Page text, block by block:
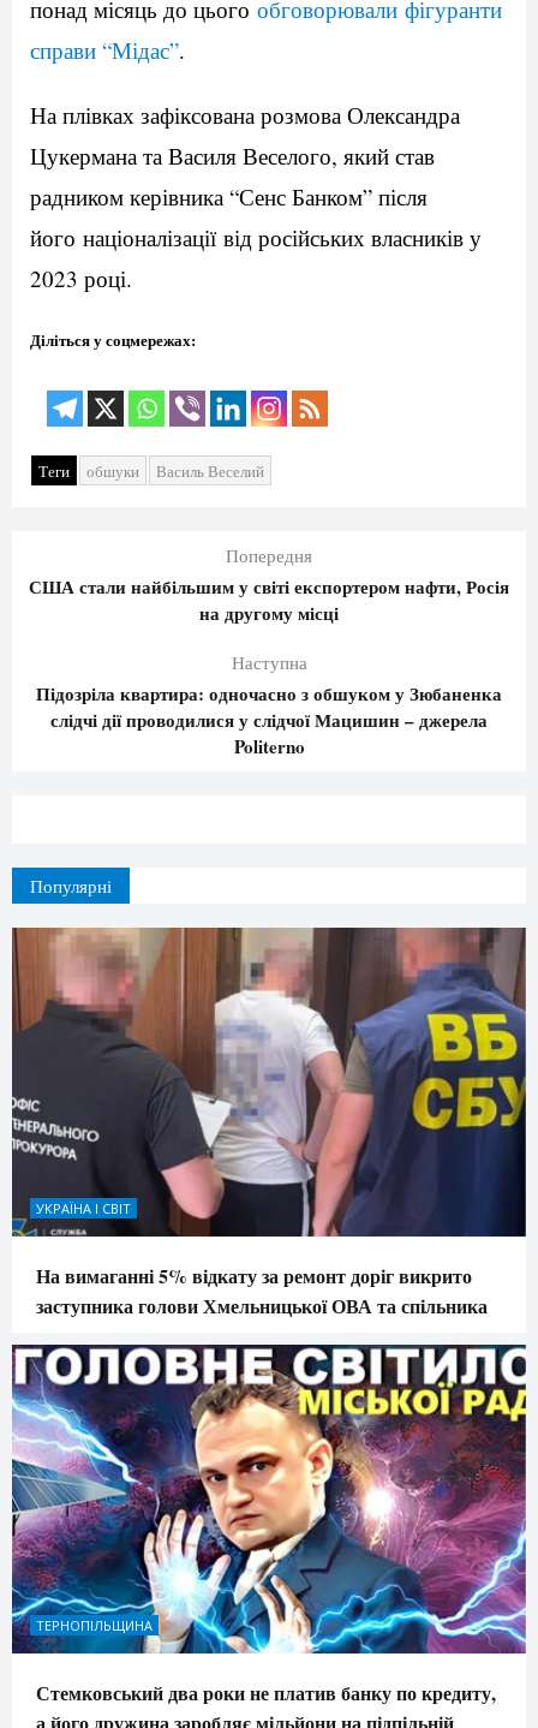
понад місяць до цього обговорювали фігуранти
справи “Мідас”.
На плівках зафіксована розмова Олександра
Цукермана та Василя Веселого, який став
радником керівника “Сенс Банком” після
його націоналізації від російських власників у
2023 році.
Діліться у соцмережах:
Теги обшуки Василь Веселий
Попередня
США стали найбільшим у світі експортером нафти, Росія
на другому місці
Наступна
Підозріла квартира: одночасно з обшуком у Зюбаненка
слідчі дії проводилися у слідчої Мацишин – джерела
Politerno
Популярні
УКРАЇНА І СВІТ
На вимаганні 5% відкату за ремонт доріг викрито
заступника голови Хмельницької ОВА та спільника
ТЕРНОПІЛЬЩИНА
Стемковський два роки не платив банку по кредиту,